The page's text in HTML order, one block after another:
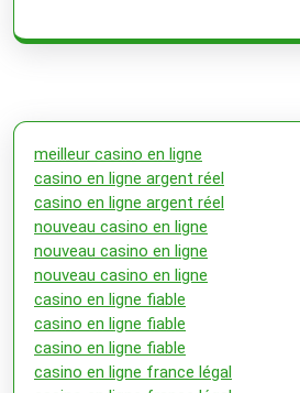
meilleur casino en ligne
casino en ligne argent réel
casino en ligne argent réel
nouveau casino en ligne
nouveau casino en ligne
nouveau casino en ligne
casino en ligne fiable
casino en ligne fiable
casino en ligne fiable
casino en ligne france légal